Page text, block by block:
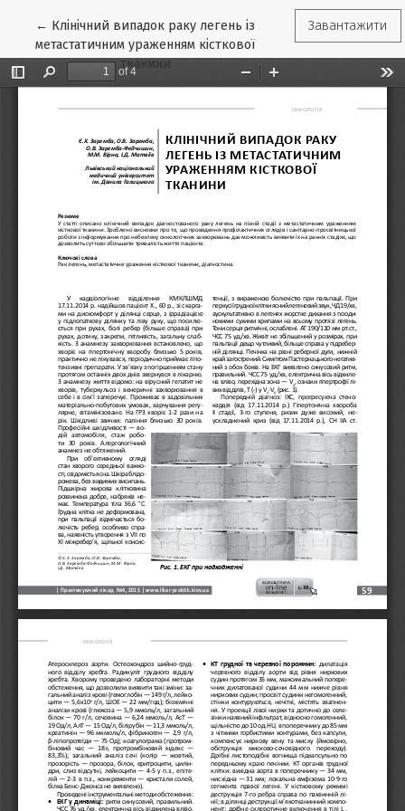
← Повернутися до подробиць статті
Клінічний випадок раку легень із
метастатичним ураженням кісткової
тканини
Завантажити